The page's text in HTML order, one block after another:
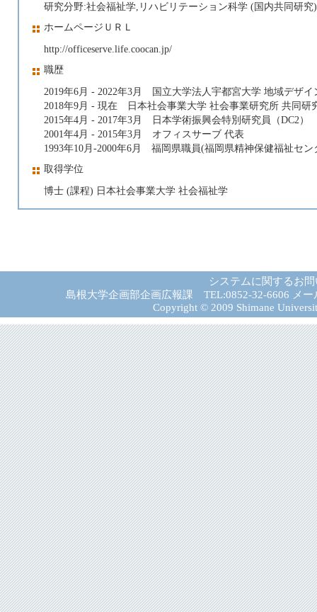
研究分野:社会福祉学,リハビリテーション科学 (国内共同研究
ホームページＵＲＬ
http://officeserve.life.coocan.jp/
職歴
2019年6月 - 2022年3月 国立大学法人宇都宮大学 地域デザ
2018年9月 - 現在 日本社会事業大学 社会事業研究所 共同研
2015年4月 - 2017年3月 日本学術振興会特別研究員（DC2）
2001年4月 - 2015年3月 オフィスサーブ 代表
1993年10月-2000年6月 福岡県職員(福岡県精神保健福祉セン
取得学位
博士 (課程) 日本社会事業大学 社会福祉学
システムに関するお
島根大学企画部企画広報課 TEL:0852-32-6606 メー
Copyright © 2009 Shimane